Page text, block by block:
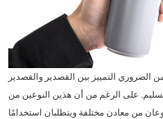
الضروري التمييز بين القصدير والقصدير
على الرغم من أن هذين النوعين من
من معادن مختلفة ويتطلبان استخدامًا